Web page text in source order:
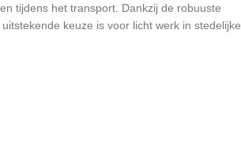
tijdens het transport. Dankzij de robuuste
keuze is voor licht werk in stedelijke